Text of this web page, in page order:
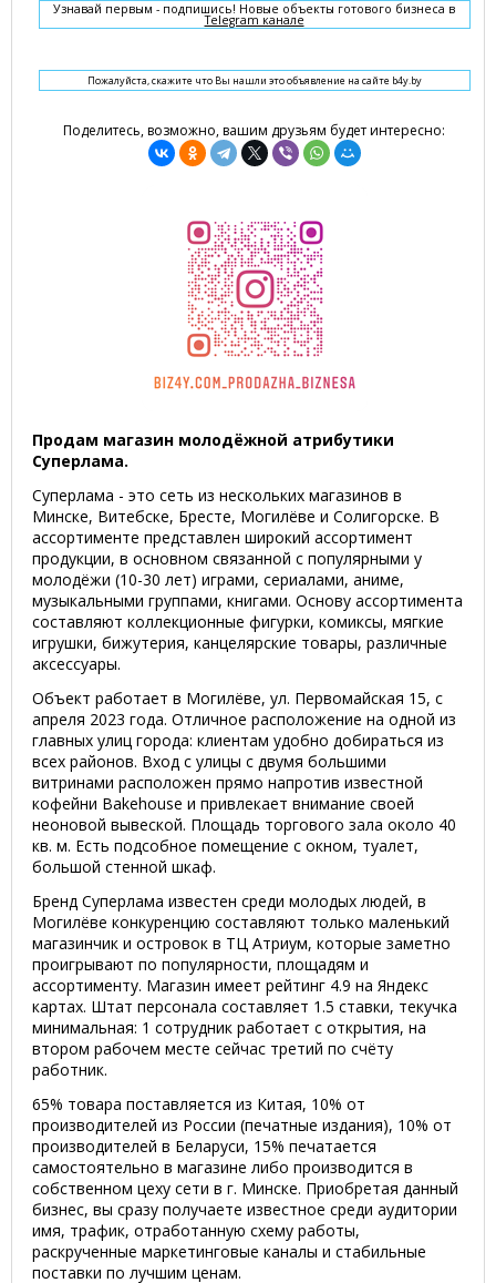
Узнавай первым - подпишись! Новые объекты готового бизнеса в
Telegram канале
Пожалуйста, скажите что Вы нашли это объявление на сайте b4y.by
Поделитесь, возможно, вашим друзьям будет интересно:
Продам магазин молодёжной атрибутики
Суперлама.
Суперлама - это сеть из нескольких магазинов в
Минске, Витебске, Бресте, Могилёве и Солигорске. В
ассортименте представлен широкий ассортимент
продукции, в основном связанной с популярными у
молодёжи (10-30 лет) играми, сериалами, аниме,
музыкальными группами, книгами. Основу ассортимента
составляют коллекционные фигурки, комиксы, мягкие
игрушки, бижутерия, канцелярские товары, различные
аксессуары.
Объект работает в Могилёве, ул. Первомайская 15, с
апреля 2023 года. Отличное расположение на одной из
главных улиц города: клиентам удобно добираться из
всех районов. Вход с улицы с двумя большими
витринами расположен прямо напротив известной
кофейни Bakehouse и привлекает внимание своей
неоновой вывеской. Площадь торгового зала около 40
кв. м. Есть подсобное помещение с окном, туалет,
большой стенной шкаф.
Бренд Суперлама известен среди молодых людей, в
Могилёве конкуренцию составляют только маленький
магазинчик и островок в ТЦ Атриум, которые заметно
проигрывают по популярности, площадям и
ассортименту. Магазин имеет рейтинг 4.9 на Яндекс
картах. Штат персонала составляет 1.5 ставки, текучка
минимальная: 1 сотрудник работает с открытия, на
втором рабочем месте сейчас третий по счёту
работник.
65% товара поставляется из Китая, 10% от
производителей из России (печатные издания), 10% от
производителей в Беларуси, 15% печатается
самостоятельно в магазине либо производится в
собственном цеху сети в г. Минске. Приобретая данный
бизнес, вы сразу получаете известное среди аудитории
имя, трафик, отработанную схему работы,
раскрученные маркетинговые каналы и стабильные
поставки по лучшим ценам.